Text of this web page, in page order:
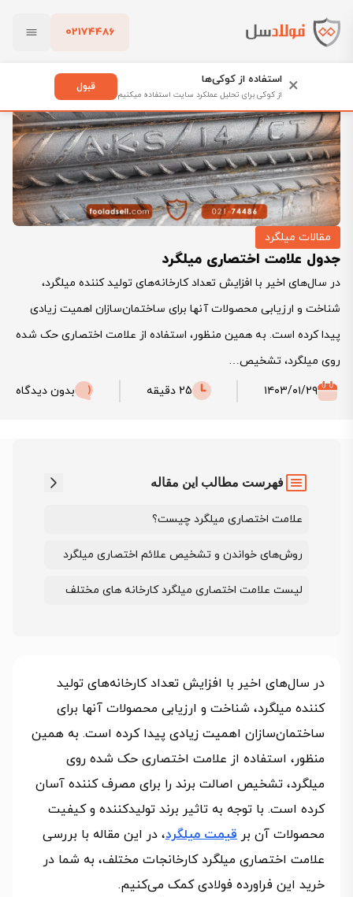
02174486
پاک کردن
فولادسل
مقالات میلگرد
جدول علامت اختصاری میلگرد
در سال‌های اخیر با افزایش تعداد کارخانه‌های تولید کننده میلگرد،
شناخت و ارزیابی محصولات آنها برای ساختمان‌سازان اهمیت زیادی
پیدا کرده است. به همین منظور، استفاده از علامت اختصاری حک شده
روی میلگرد، تشخیص…
۱۴۰۳/۰۱/۲۹
25 دقیقه بدون دیدگاه
فهرست مطالب این مقاله
علامت اختصاری میلگرد چیست؟
روش‌های خواندن و تشخیص علائم اختصاری میلگرد‌
لیست علامت اختصاری میلگرد کارخانه‌ های مختلف
در سال‌های اخیر با افزایش تعداد کارخانه‌های تولید
کننده میلگرد، شناخت و ارزیابی محصولات آنها برای
ساختمان‌سازان اهمیت زیادی پیدا کرده است. به همین
منظور، استفاده از علامت اختصاری حک شده روی
میلگرد، تشخیص اصالت برند را برای مصرف کننده آسان
کرده است. با توجه به تاثیر برند تولیدکننده و کیفیت
محصولات آن بر قیمت میلگرد، در این مقاله با بررسی
علامت اختصاری میلگرد کارخانجات مختلف، به شما در
خرید این فراورده فولادی کمک می‌کنیم.
× استفاده از کوکی‌ها
از کوکی برای تحلیل عملکرد سایت استفاده میکنیم
قبول